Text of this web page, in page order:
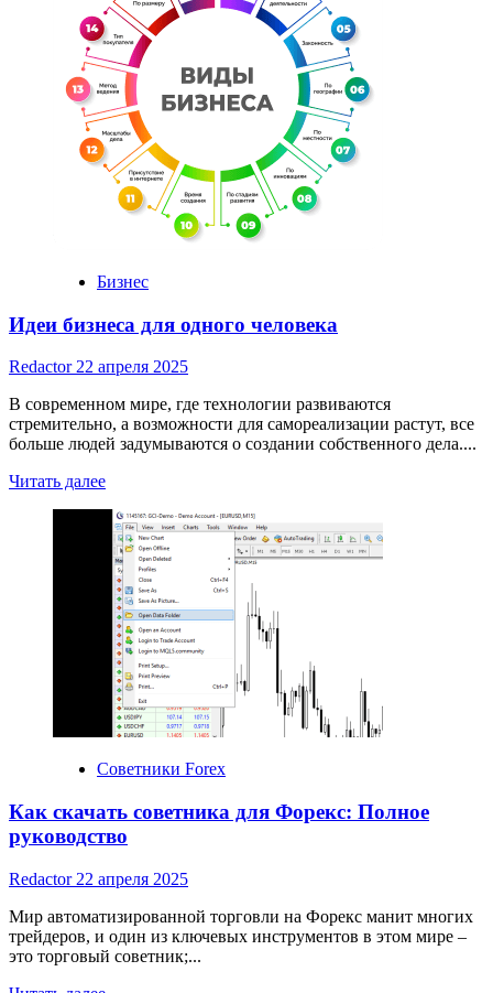
основные
этапы
и
критерии
оценки
Бизнес
Идеи бизнеса для одного человека
Redactor22 апреля 2025
В современном мире, где технологии развиваются
стремительно, а возможности для самореализации растут, все
больше людей задумываются о создании собственного дела....
Читать далееRead
about
Идеи
бизнеса
для
одного
человека
Советники Forex
Как скачать советника для Форекс: Полное
руководство
Redactor 22 апреля 2025
Мир автоматизированной торговли на Форекс манит многих
трейдеров, и один из ключевых инструментов в этом мире –
это торговый советник;...